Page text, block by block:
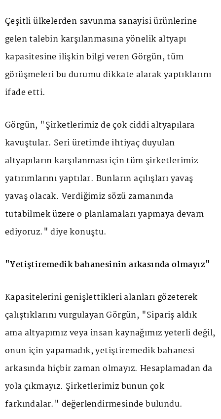
Çeşitli ülkelerden savunma sanayisi ürünlerine
gelen talebin karşılanmasına yönelik altyapı
kapasitesine ilişkin bilgi veren Görgün, tüm
görüşmeleri bu durumu dikkate alarak yaptıklarını
ifade etti.
Görgün, "Şirketlerimiz de çok ciddi altyapılara
kavuştular. Seri üretimde ihtiyaç duyulan
altyapıların karşılanması için tüm şirketlerimiz
yatırımlarını yaptılar. Bunların açılışları yavaş
yavaş olacak. Verdiğimiz sözü zamanında
tutabilmek üzere o planlamaları yapmaya devam
ediyoruz." diye konuştu.
"Yetiştiremedik bahanesinin arkasında olmayız"
Kapasitelerini genişlettikleri alanları gözeterek
çalıştıklarını vurgulayan Görgün, "Sipariş aldık
ama altyapımız veya insan kaynağımız yeterli değil,
onun için yapamadık, yetiştiremedik bahanesi
arkasında hiçbir zaman olmayız. Hesaplamadan da
yola çıkmayız. Şirketlerimiz bunun çok
farkındalar." değerlendirmesinde bulundu.